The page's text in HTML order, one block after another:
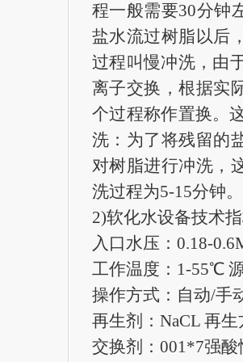
程一般需要30分
盐水流过树脂以后
过程叫慢冲洗，由
离子交换，根据实
个过程称作置换。
洗：为了将残留的
对树脂进行冲洗，
洗过程为5-15分钟。
2)软化水设备技术
入口水压：0.18-
工作温度：1-55℃
操作方式：自动/手
再生剂：NaCL 再
交换剂：001*7强